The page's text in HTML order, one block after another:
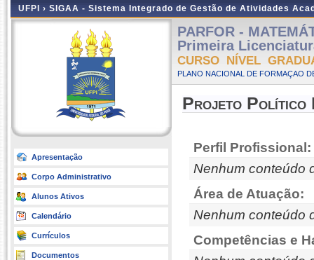
UFPI › SIGAA - Sistema Integrado de Gestão de Atividades
Apresentação
Corpo Administrativo
Alunos Ativos
Calendário
Currículos
Documentos
PARFOR -
Primeira
CURSO NÍVEL
PLANO NACIONAL DE FORMAÇAO
Projeto Político
Perfil Profissional:
Nenhum conteúdo
Área de Atuação:
Nenhum conteúdo
Competências e